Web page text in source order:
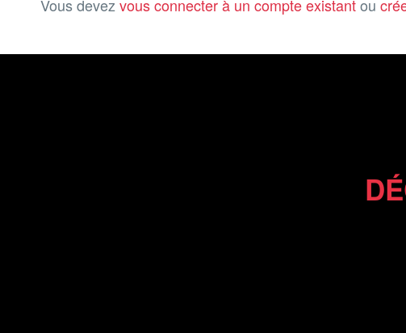
Vous devezvous connecter à un compte existantou